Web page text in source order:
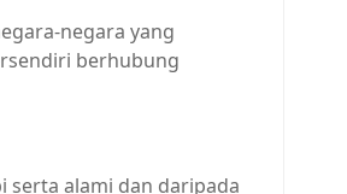
negara yang
berhubung
serta alami dan daripada